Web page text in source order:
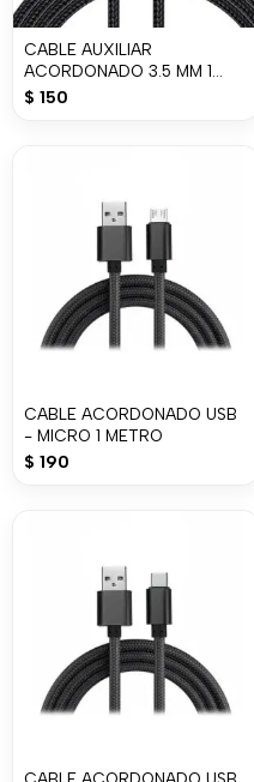
CABLE AUXILIAR
ACORDONADO 3.5 MM 1
METRO
$ 150
CABLE ACORDONADO USB
- MICRO 1 METRO
$ 190